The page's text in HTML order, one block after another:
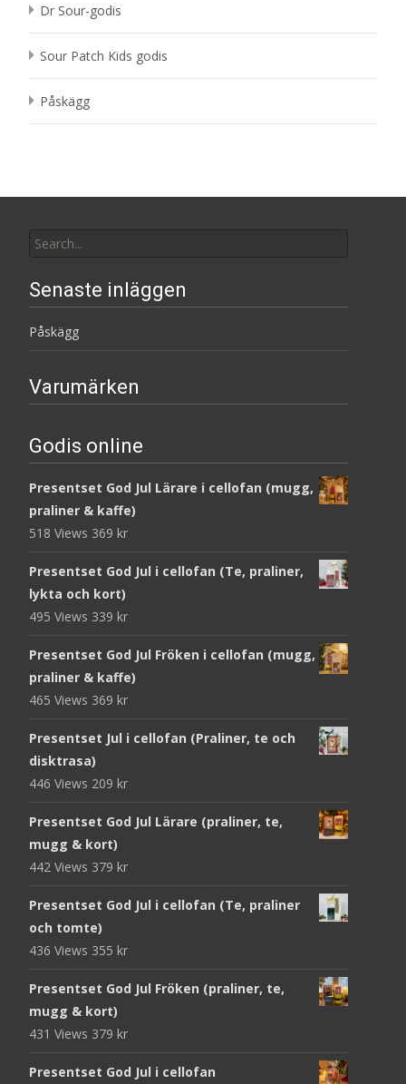
Dr Sour-godis
Sour Patch Kids godis
Påskägg
for:
Senaste inläggen
Påskägg
Varumärken
Godis online
Presentset God Jul Lärare i cellofan (mugg,
praliner & kaffe)
518 Views 369 kr
Presentset God Jul i cellofan (Te, praliner,
lykta och kort)
495 Views 339 kr
Presentset God Jul Fröken i cellofan (mugg,
praliner & kaffe)
465 Views 369 kr
Presentset Jul i cellofan (Praliner, te och
disktrasa)
446 Views 209 kr
Presentset God Jul Lärare (praliner, te,
mugg & kort)
442 Views 379 kr
Presentset God Jul i cellofan (Te, praliner
och tomte)
436 Views 355 kr
Presentset God Jul Fröken (praliner, te,
mugg & kort)
431 Views 379 kr
Presentset God Jul i cellofan